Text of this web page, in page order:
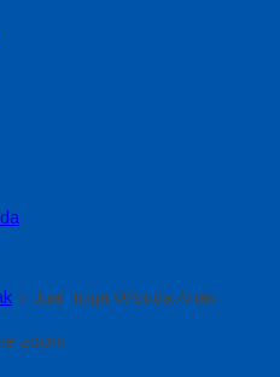
» Jual Toga Wisuda Anak
zoom